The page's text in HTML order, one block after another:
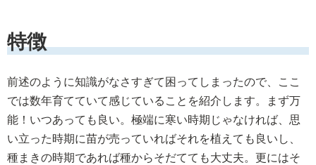
特徴
前述のように知識がなさすぎて困ってしまったので、ここ
では数年育てていて感じていることを紹介します。まず万
能！いつあっても良い。極端に寒い時期じゃなければ、思
い立った時期に苗が売っていればそれを植えても良いし、
種まきの時期であれば種からそだてても大丈夫。更にはそ